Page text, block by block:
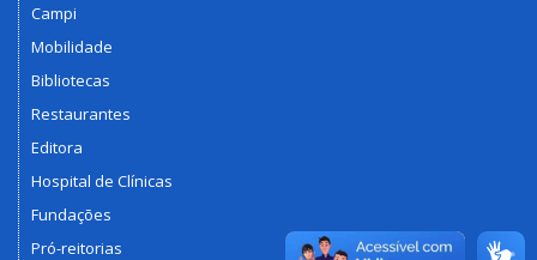
Campi
Mobilidade
Bibliotecas
Restaurantes
Editora
Hospital de Clínicas
Fundações
Pró-reitorias